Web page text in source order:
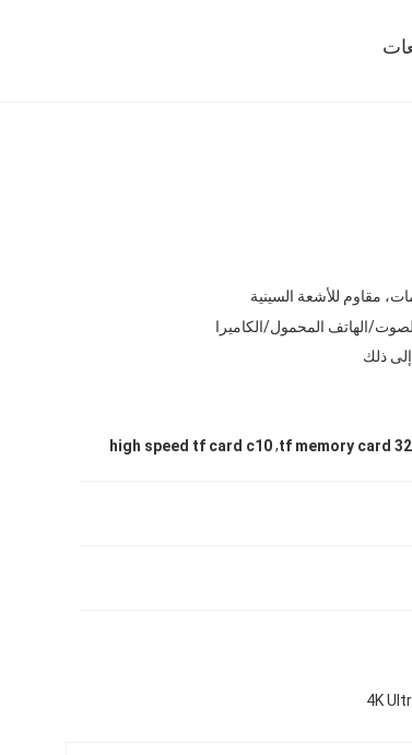
مقاوم للأشعة السينية
إلى ذلك
tf memory card
,
high speed tf card c10
4K